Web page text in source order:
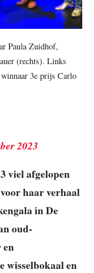
Paula Zuidhof,
(rechts). Links
3e prijs Carlo
2023
viel afgelopen
haar verhaal
in De
oud-
en
wisselbokaal en